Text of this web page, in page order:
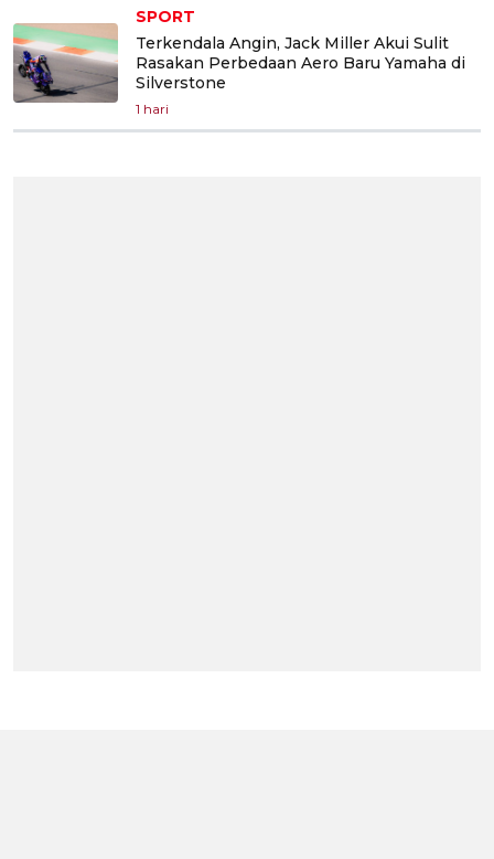
SPORT
Terkendala Angin, Jack Miller Akui Sulit
Rasakan Perbedaan Aero Baru Yamaha di
Silverstone
1 hari